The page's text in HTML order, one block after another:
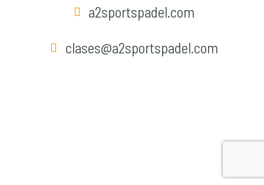
a2sportspadel.com
clases@a2sportspadel.com